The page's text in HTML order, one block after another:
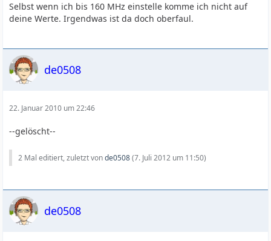
Selbst wenn ich bis 160 MHz einstelle komme ich nicht auf
deine Werte. Irgendwas ist da doch oberfaul.
de0508
22. Januar 2010 um 22:46
--gelöscht--
2 Mal editiert, zuletzt vonde0508(7. Juli 2012 um 11:50)
de0508